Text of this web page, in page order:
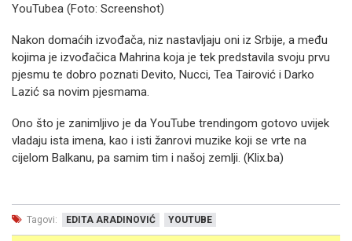
YouTubea (Foto: Screenshot)
Nakon domaćih izvođača, niz nastavljaju oni iz Srbije, a među
kojima je izvođačica Mahrina koja je tek predstavila svoju prvu
pjesmu te dobro poznati Devito, Nucci, Tea Tairović i Darko
Lazić sa novim pjesmama.
Ono što je zanimljivo je da YouTube trendingom gotovo uvijek
vladaju ista imena, kao i isti žanrovi muzike koji se vrte na
cijelom Balkanu, pa samim tim i našoj zemlji. (Klix.ba)
Tagovi: EDITA ARADINOVIĆ YOUTUBE